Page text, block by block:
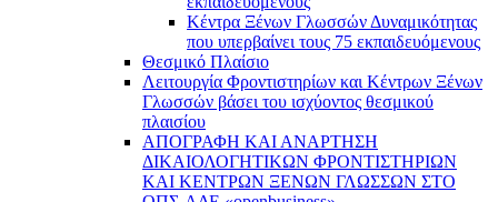
Kέντρα Ξένων Γλωσσών Δυναμικότητας
που υπερβαίνει τους 75 εκπαιδευόμενους
Θεσμικό Πλαίσιο
Λειτουργία Φροντιστηρίων και Κέντρων Ξένων
Γλωσσών βάσει του ισχύοντος θεσμικού
πλαισίου
ΑΠΟΓΡΑΦΗ ΚΑΙ ΑΝΑΡΤΗΣΗ
ΔΙΚΑΙΟΛΟΓΗΤΙΚΩΝ ΦΡΟΝΤΙΣΤΗΡΙΩΝ
ΚΑΙ ΚΕΝΤΡΩΝ ΞΕΝΩΝ ΓΛΩΣΣΩΝ ΣΤΟ